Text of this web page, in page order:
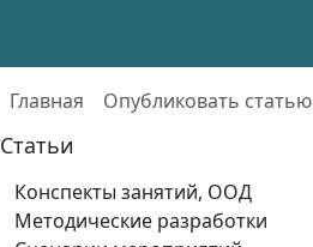
Главная Опубликовать статью
Статьи
Конспекты занятий, ООД
Методические разработки